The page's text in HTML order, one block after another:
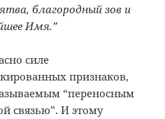
благородный зов и
Имя.”
силе
признаков,
“переносным
связью”. И этому